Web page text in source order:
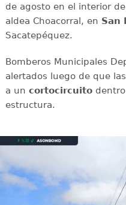
de agosto en el interior
aldea Choacorral, en San
Sacatepéquez.
Bomberos Municipales
alertados luego de que
a un cortocircuitodentro
estructura.